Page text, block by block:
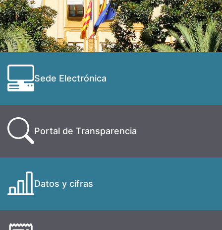
Sede Electrónica
Portal de Transparencia
Datos y cifras